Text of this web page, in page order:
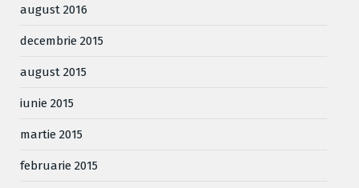
august 2016
decembrie 2015
august 2015
iunie 2015
martie 2015
februarie 2015